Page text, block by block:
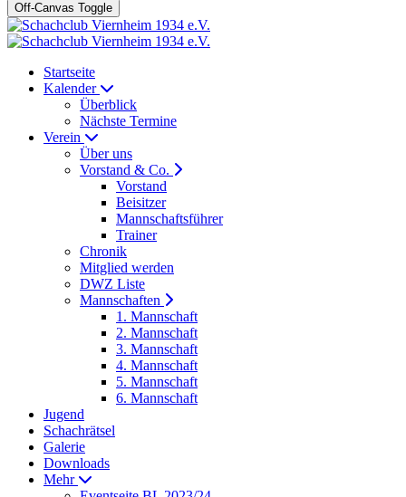
Off-Canvas Toggle
Startseite
Kalender
Überblick
Nächste Termine
Verein
Über uns
Vorstand & Co.
Vorstand
Beisitzer
Mannschaftsführer
Trainer
Chronik
Mitglied werden
DWZ Liste
Mannschaften
1. Mannschaft
2. Mannschaft
3. Mannschaft
4. Mannschaft
5. Mannschaft
6. Mannschaft
Jugend
Schachrätsel
Galerie
Downloads
Mehr